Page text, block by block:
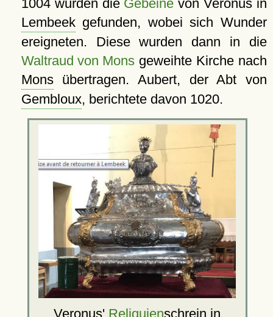
1004 wurden die Gebeine von Veronus in
Lembeekgefunden, wobei sich Wunder
ereigneten. Diese wurden dann in die
Waltraud von Monsgeweihte Kirche nach
Monsübertragen. Aubert, der Abt von
Gembloux, berichtete davon 1020.
Veronus' Reliquienschrein in